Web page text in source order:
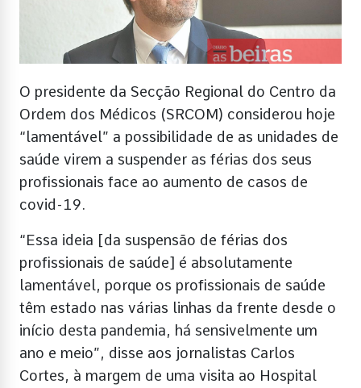
O presidente da Secção Regional do Centro da
Ordem dos Médicos (SRCOM) considerou hoje
“lamentável” a possibilidade de as unidades de
saúde virem a suspender as férias dos seus
profissionais face ao aumento de casos de
covid-19.
“Essa ideia [da suspensão de férias dos
profissionais de saúde] é absolutamente
lamentável, porque os profissionais de saúde
têm estado nas várias linhas da frente desde o
início desta pandemia, há sensivelmente um
ano e meio”, disse aos jornalistas Carlos
Cortes, à margem de uma visita ao Hospital